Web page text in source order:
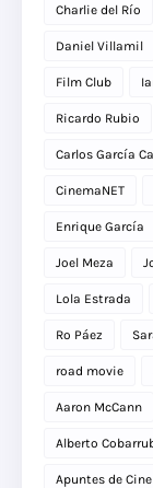
Charlie del Río
Daniel Villamil
Film Club
Ricardo Rubio
Carlos García
CinemaNET
Enrique García
Joel Meza
Lola Estrada
Ro Páez
road movie
Aaron McCann
Alberto
Apuntes de Cine